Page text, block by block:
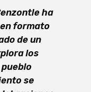
ha
formato
de un
los
se